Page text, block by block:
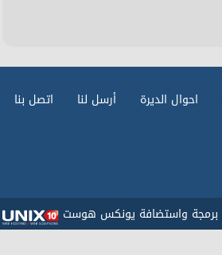
احوال الديرة أرسل لنا اتصل بنا
برمجة واستضافة يونكس هوست